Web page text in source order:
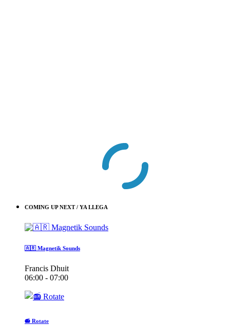
COMING UP NEXT / YA LLEGA
🇦🇷 Magnetik Sounds
Francis Dhuit
06:00 - 07:00
📻 Rotate